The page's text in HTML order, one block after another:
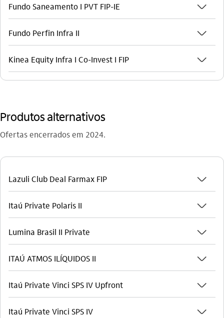
Fundo Saneamento I PVT FIP-IE seta_baixo
Fundo Perfin Infra II seta_baixo
Kinea Equity Infra I Co-Invest I FIP seta_baixo
Produtos alternativos
Ofertas encerrados em 2024.
Lazuli Club Deal Farmax FIP seta_baixo
Itaú Private Polaris II seta_baixo
Lumina Brasil II Private seta_baixo
ITAÚ ATMOS ILÍQUIDOS II seta_baixo
Itaú Private Vinci SPS IV Upfront seta_baixo
Itaú Private Vinci SPS IV seta_baixo